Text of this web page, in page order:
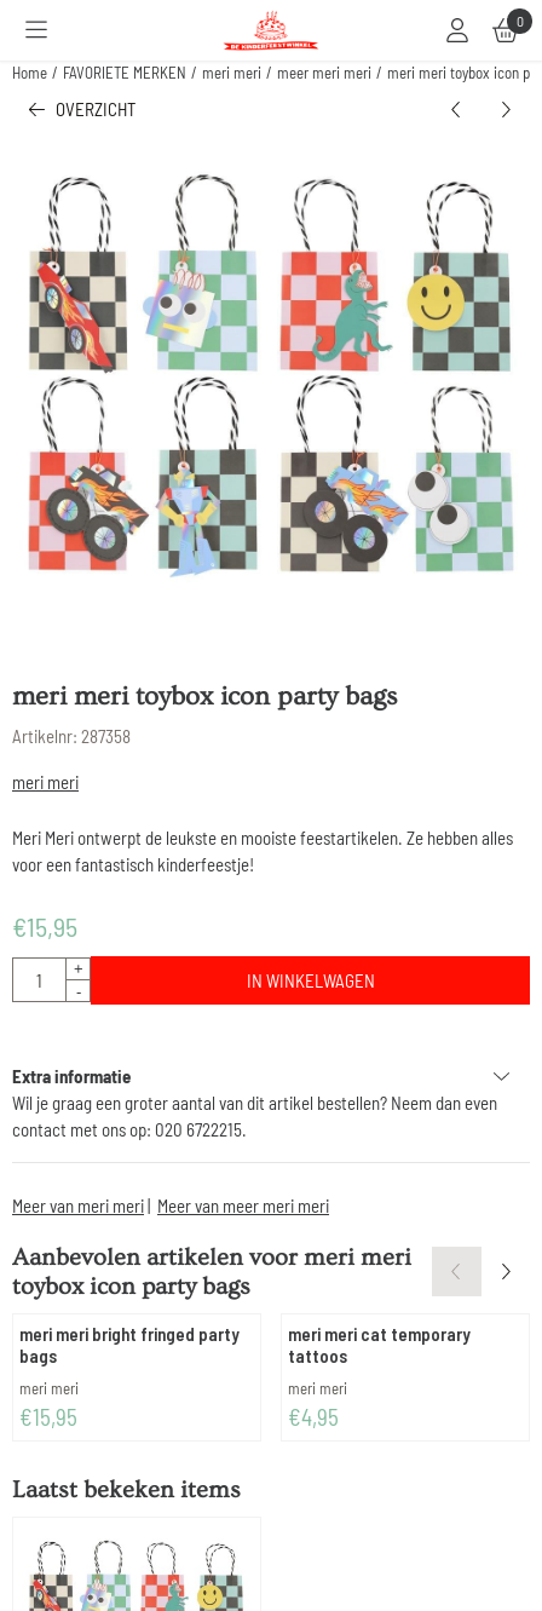
Cookievoorkeuren zijn beschikbaar. Kies instellingen of sta alle cookies toe.0
Home / FAVORIETE MERKEN / meri meri / meer meri meri / meri meri toybox icon
OVERZICHT
meri meri toybox icon party bags
Artikelnr: 287358
meri meri
Meri Meri ontwerpt de leukste en mooiste feestartikelen. Ze hebben alles
voor een fantastisch kinderfeestje!
€15,95
Aantal
+
-
IN WINKELWAGEN
Extra informatie
Wil je graag een groter aantal van dit artikel bestellen? Neem dan even
contact met ons op: 020 6722215.
Meer van meri meri| Meer van meer meri meri
Aanbevolen artikelen voormeri meri
toybox icon party bags
meri meri bright fringed party
bags
Merk:
meri meri
Prijs: 15,95
€15,95
meri meri cat temporary
tattoos
Merk:
meri meri
Prijs: 4,95
€4,95
Laatst bekeken items